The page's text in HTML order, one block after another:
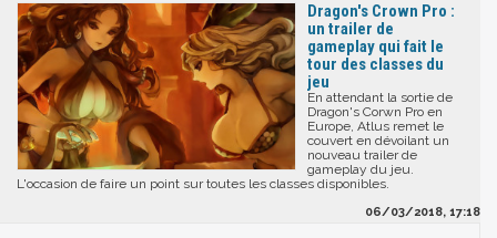
Dragon's Crown Pro :
un trailer de
gameplay qui fait le
tour des classes du
jeu
En attendant la sortie de
Dragon's Corwn Pro en
Europe, Atlus remet le
couvert en dévoilant un
nouveau trailer de
gameplay du jeu.
L'occasion de faire un point sur toutes les classes disponibles.
06/03/2018, 17:18